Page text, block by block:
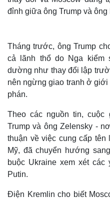
Thế giới
đỉnh giữa ông Trump và
Tháng trước, ông Trump
cả lãnh thổ do Nga kiểm
dường như thay đổi lập
nên ngừng giao tranh ở
phán.
Theo các nguồn tin,
Trump và ông Zelensky -
thuận về việc cung cấp tên
Mỹ, đã chuyển hướng
buộc Ukraine xem xét
Putin.
Điện Kremlin cho biết